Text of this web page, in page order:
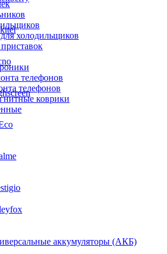
холодильщиков
телефонов
телефонов
коврики
аккумуляторы (АКБ)